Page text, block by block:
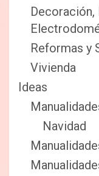
Decoración,
Reformas y
Vivienda
Ideas
Navidad